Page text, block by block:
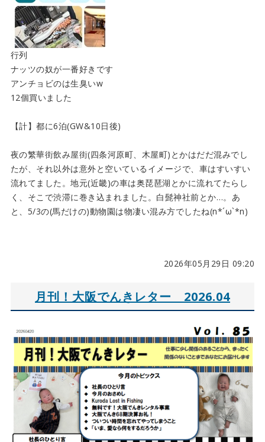
行列
ナッツの奴が一番好きです
アンチョビのは生臭いw
12個買いました
【計】都に6泊(GW&10日後)
夜の繁華街飲み屋街(四条河原町、木屋町)とかはだだ混みでし
たが、それ以外は意外と空いているイメージで、車はすいすい
流れてました。地元(近畿)の車は奥琵琶湖とかに流れてたらし
く、そこで渋滞に巻き込まれました。白髭神社前とか…。あ
と、5/3の(馬だけの)動物園は物凄い混み方でしたね(n*´ω`*n)
2026年05月29日 09:20
月刊！大阪でんきレター 2026.04